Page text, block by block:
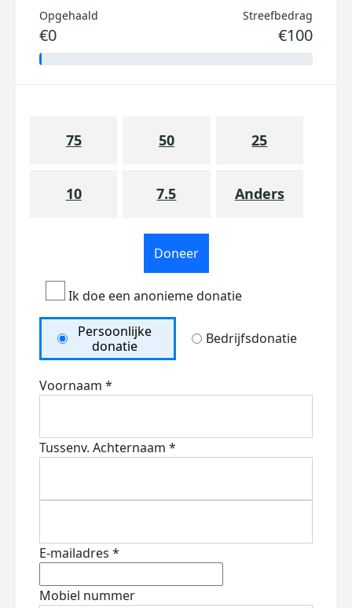
Opgehaald
€0
Streefbedrag
€100
75 50 25
10 7.5 Anders
Doneer
Ik doe een anonieme donatie
Persoonlijke
donatie
Bedrijfsdonatie
Voornaam *
Tussenv. Achternaam *
E-mailadres *
Mobiel nummer